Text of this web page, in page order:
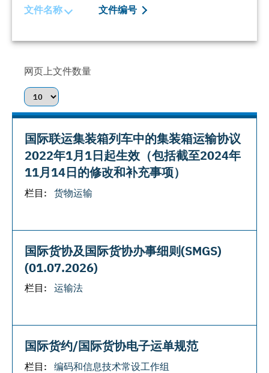
文件名称 文件编号
网页上文件数量
国际联运集装箱列车中的集装箱运输协议
2022年1月1日起生效（包括截至2024年
11月14日的修改和补充事项）
栏目: 货物运输
国际货协及国际货协办事细则(SMGS)
(01.07.2026)
栏目: 运输法
国际货约/国际货协电子运单规范
栏目: 编码和信息技术常设工作组